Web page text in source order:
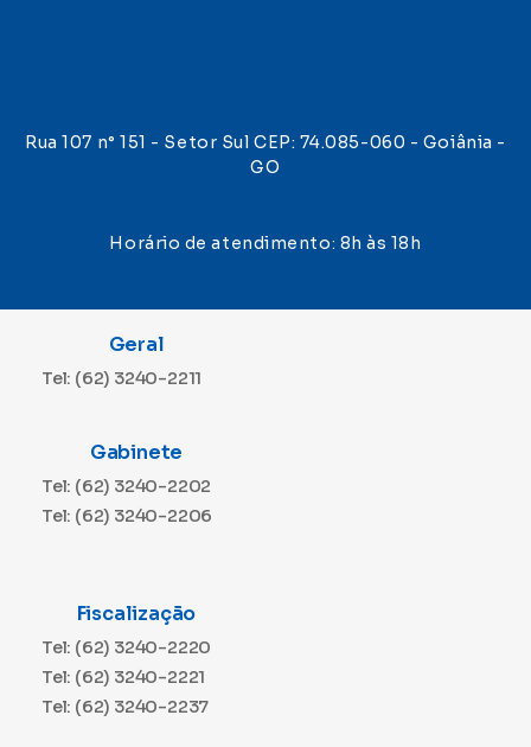
Rua 107 n° 151 - Setor Sul CEP: 74.085-060 - Goiânia -
GO
Horário de atendimento: 8h às 18h
Geral
Tel: (62) 3240-2211
Gabinete
Tel: (62) 3240-2202
Tel: (62) 3240-2206
Fiscalização
Tel: (62) 3240-2220
Tel: (62) 3240-2221
Tel: (62) 3240-2237